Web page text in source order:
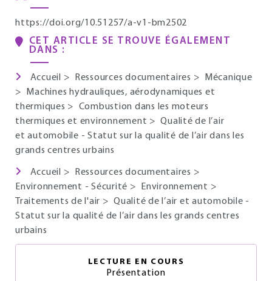
https://doi.org/10.51257/a-v1-bm2502
CET ARTICLE SE TROUVE ÉGALEMENT
DANS :
Accueil > Ressources documentaires >
Mécanique
>
Machines hydrauliques, aérodynamiques et
thermiques > Combustion dans les moteurs
thermiques et environnement >Qualité de l’air
et automobile - Statut sur la qualité de l’air dans les
grands centres urbains
Accueil > Ressources documentaires >
Environnement - Sécurité > Environnement >
Traitements de l'air > Qualité de l’air et automobile -
Statut sur la qualité de l’air dans les grands centres
urbains
LECTURE EN COURS
Présentation